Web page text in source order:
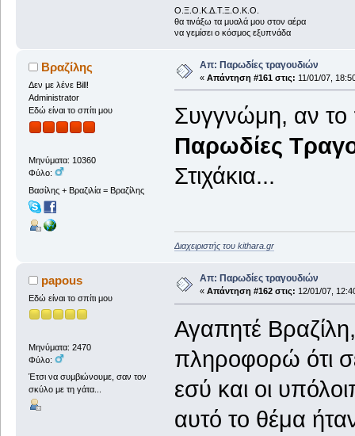
Ο.Ξ.Ο.Κ.Δ.Τ.Ξ.Ο.Κ.Ο.
θα τινάξω τα μυαλά μου στον αέρα
να γεμίσει ο κόσμος εξυπνάδα
Βραζίλης
Δεν με λένε Bill!
Administrator
Εδώ είναι το σπίτι μου
Μηνύματα: 10360
Φύλο:
Βασίλης + Βραζιλία = Βραζίλης
Απ: Παρωδίες τραγουδιών
« Απάντηση #161 στις: 11/01/07,
Συγγνώμη, αν το
Παρωδίες
Στιχάκια...
Διαχειριστής του kithara.gr
papous
Εδώ είναι το σπίτι μου
Μηνύματα: 2470
Φύλο:
Έτσι να συμβιώνουμε, σαν τον
σκύλο με τη γάτα...
Απ: Παρωδίες τραγουδιών
« Απάντηση #162 στις: 12/01/07,
Αγαπητέ
πληροφορώ ότι
εσύ και οι
αυτό το θέμα